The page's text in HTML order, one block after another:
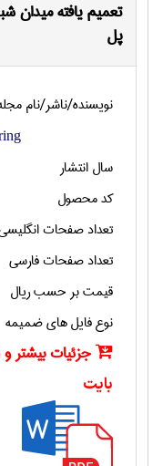
تعمیم یافته میدان
پل
نویسنده/ناشر/نام
سال انتشار
کد محصول
تعداد صفحات
تعداد صفحات فارسی
قیمت بر حسب ریال
نوع فایل های ضمیمه
جزئیات بیشتر
بایت